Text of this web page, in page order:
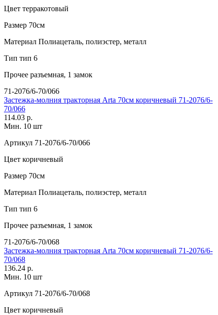
Цвет терракотовый
Размер 70см
Материал Полиацеталь, полиэстер, металл
Тип тип 6
Прочее разъемная, 1 замок
71-2076/6-70/066
Застежка-молния тракторная Arta 70см коричневый 71-2076/6-
70/066
114.03 р.
Мин. 10 шт
Артикул 71-2076/6-70/066
Цвет коричневый
Размер 70см
Материал Полиацеталь, полиэстер, металл
Тип тип 6
Прочее разъемная, 1 замок
71-2076/6-70/068
Застежка-молния тракторная Arta 70см коричневый 71-2076/6-
70/068
136.24 р.
Мин. 10 шт
Артикул 71-2076/6-70/068
Цвет коричневый